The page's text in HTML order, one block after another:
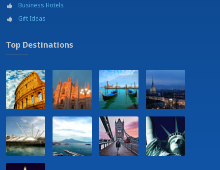
Business Hotels
Gift Ideas
Top Destinations